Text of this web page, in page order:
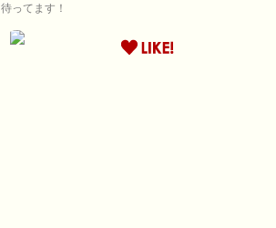
待ってます！